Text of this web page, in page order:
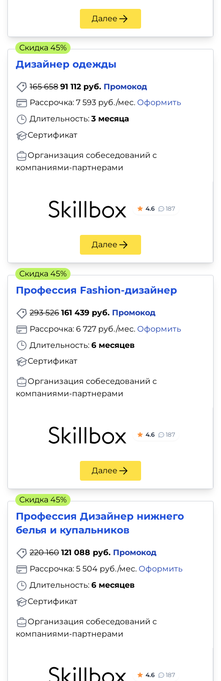
Далее
Дизайнер одежды
165 658 91 112 руб. Промокод
Длительность: 3 месяца
Сертификат
Рассрочка: 7 593 руб./мес. Оформить
Организация собеседований с
компаниями-партнерами
4.6 187
Далее
Скидка 45%
Профессия Fashion-дизайнер
293 526 161 439 руб. Промокод
Длительность: 6 месяцев
Сертификат
Рассрочка: 6 727 руб./мес. Оформить
Организация собеседований с
компаниями-партнерами
4.6 187
Далее
Скидка 45%
Профессия Дизайнер нижнего
белья и купальников
220 160 121 088 руб. Промокод
Длительность: 6 месяцев
Сертификат
Рассрочка: 5 504 руб./мес. Оформить
Организация собеседований с
компаниями-партнерами
4.6 187
Скидка 45%